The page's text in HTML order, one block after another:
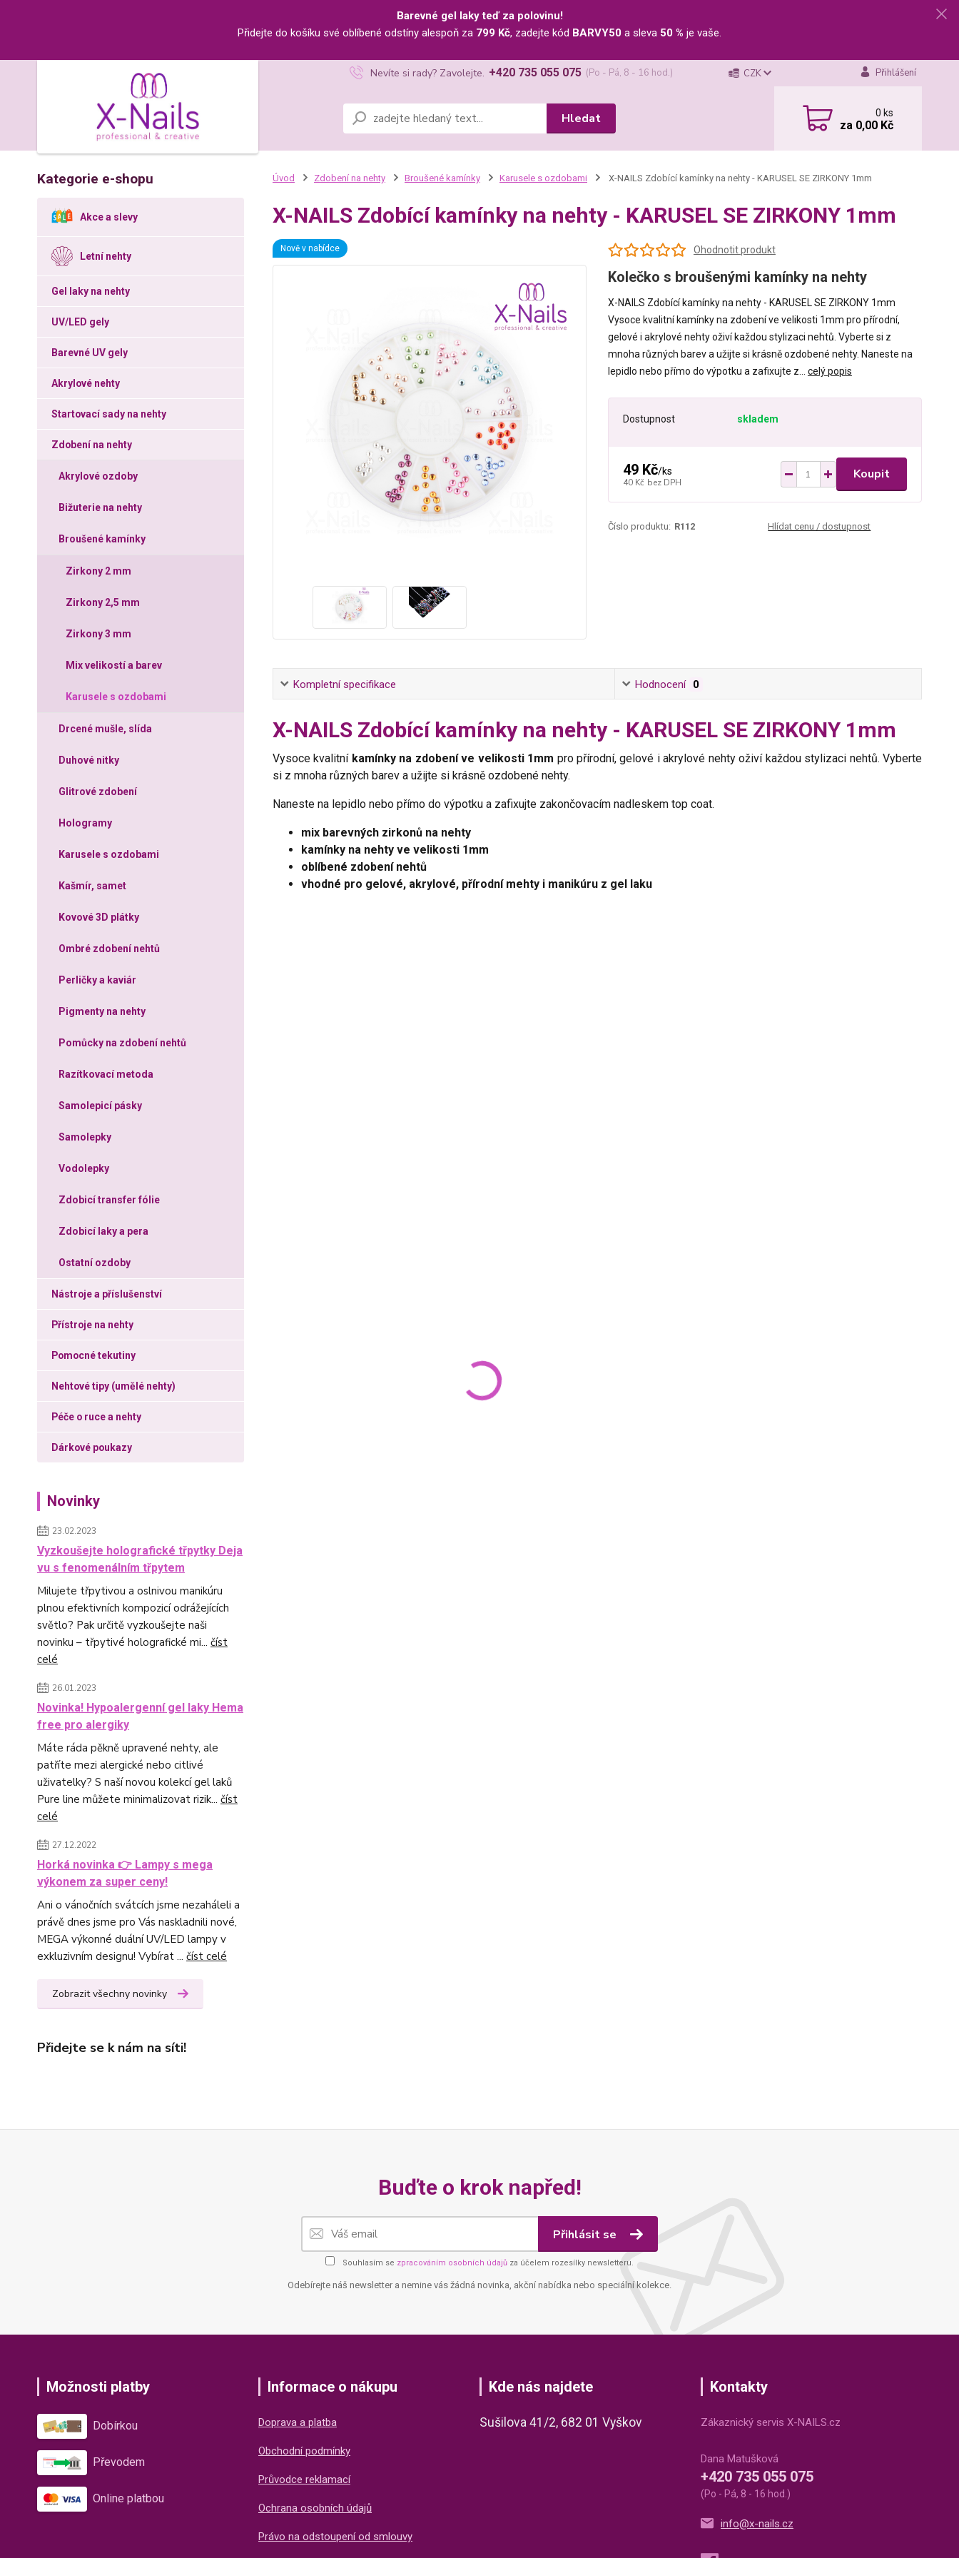
Barevné gel laky teď za polovinu!
Přidejte do košíku své oblíbené odstíny alespoň za 799 Kč, zadejte kód BARVY50 a sleva 50 % je vaše.
CZK Přihlášení
Hledat
Nevíte si rady? Zavolejte. +420 735 055 075 (Po - Pá, 8 - 16 hod.)
0ks
za 0,00 Kč
Kategorie e-shopu
Akce a slevy
Letní nehty
Gel laky na nehty
UV/LED gely
Barevné UV gely
Akrylové nehty
Startovací sady na nehty
Zdobení na nehty
Akrylové ozdoby
Bižuterie na nehty
Broušené kamínky
Zirkony 2 mm
Zirkony 2,5 mm
Zirkony 3 mm
Mix velikostí a barev
Karusele s ozdobami
Drcené mušle, slída
Duhové nitky
Glitrové zdobení
Hologramy
Karusele s ozdobami
Kašmír, samet
Kovové 3D plátky
Ombré zdobení nehtů
Perličky a kaviár
Pigmenty na nehty
Pomůcky na zdobení nehtů
Razítkovací metoda
Samolepicí pásky
Samolepky
Vodolepky
Zdobicí transfer fólie
Zdobicí laky a pera
Ostatní ozdoby
Nástroje a příslušenství
Přístroje na nehty
Pomocné tekutiny
Nehtové tipy (umělé nehty)
Péče o ruce a nehty
Dárkové poukazy
Novinky
23.02.2023
Vyzkoušejte holografické třpytky Deja
vu s fenomenálním třpytem
Milujete třpytivou a oslnivou manikúru
plnou efektivních kompozicí odrážejících
světlo? Pak určitě vyzkoušejte naši
novinku – třpytivé holografické mi... číst
celé
26.01.2023
Novinka! Hypoalergenní gel laky Hema
free pro alergiky
Máte ráda pěkně upravené nehty, ale
patříte mezi alergické nebo citlivé
uživatelky? S naší novou kolekcí gel laků
Pure line můžete minimalizovat rizik... číst
celé
27.12.2022
Horká novinka 👉 Lampy s mega
výkonem za super ceny!
Ani o vánočních svátcích jsme nezaháleli a
právě dnes jsme pro Vás naskladnili nové,
MEGA výkonné duální UV/LED lampy v
exkluzivním designu! Vybírat ... číst celé
Zobrazit všechny novinky
Přidejte se k nám na síti!
Úvod Zdobení na nehty Broušené kamínky Karusele s ozdobami X-NAILS Zdobící kamínky na nehty - KARUSEL SE ZIRKONY 1mm
X-NAILS Zdobící kamínky na nehty - KARUSEL SE ZIRKONY 1mm
Nově v nabídce Ohodnotit produkt
Kolečko s broušenými kamínky na nehty
X-NAILS Zdobící kamínky na nehty - KARUSEL SE ZIRKONY 1mm
Vysoce kvalitní kamínky na zdobení ve velikosti 1mm pro přírodní,
gelové i akrylové nehty oživí každou stylizaci nehtů. Vyberte si z
mnoha různých barev a užijte si krásně ozdobené nehty. Naneste na
lepidlo nebo přímo do výpotku a zafixujte z... celý popis
Dostupnost skladem
49 Kč/ks
40 Kč bez DPH
Koupit
Číslo produktu: R112 Hlídat cenu / dostupnost
Kompletní specifikace Hodnocení 0
X-NAILS Zdobící kamínky na nehty - KARUSEL SE ZIRKONY 1mm
Vysoce kvalitní kamínky na zdobení ve velikosti 1mm pro přírodní, gelové i akrylové nehty oživí každou stylizaci nehtů. Vyberte
si z mnoha různých barev a užijte si krásně ozdobené nehty.
Naneste na lepidlo nebo přímo do výpotku a zafixujte zakončovacím nadleskem top coat.
mix barevných zirkonů na nehty
kamínky na nehty ve velikosti 1mm
oblíbené zdobení nehtů
vhodné pro gelové, akrylové, přírodní mehty i manikúru z gel laku
Buďte o krok napřed!
Přihlásit se
Souhlasím se zpracováním osobních údajů za účelem rozesílky newsletteru.
Odebírejte náš newsletter a nemine vás žádná novinka, akční nabídka nebo speciální kolekce.
Možnosti platby
Dobírkou
Převodem
Online platbou
Informace o nákupu
Doprava a platba
Obchodní podmínky
Průvodce reklamací
Ochrana osobních údajů
Právo na odstoupení od smlouvy
Kde nás najdete
Sušilova 41/2, 682 01 Vyškov
Kontakty
Zákaznický servis X-NAILS.cz
Dana Matušková
+420 735 055 075
(Po - Pá, 8 - 16 hod.)
info@x-nails.cz